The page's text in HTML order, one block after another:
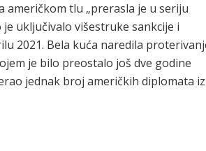
američkom tlu „prerasla je u seriju
uključivalo višestruke sankcije i
2021. Bela kuća naredila
je bilo preostalo još dve godine
jednak broj američkih diplomata iz